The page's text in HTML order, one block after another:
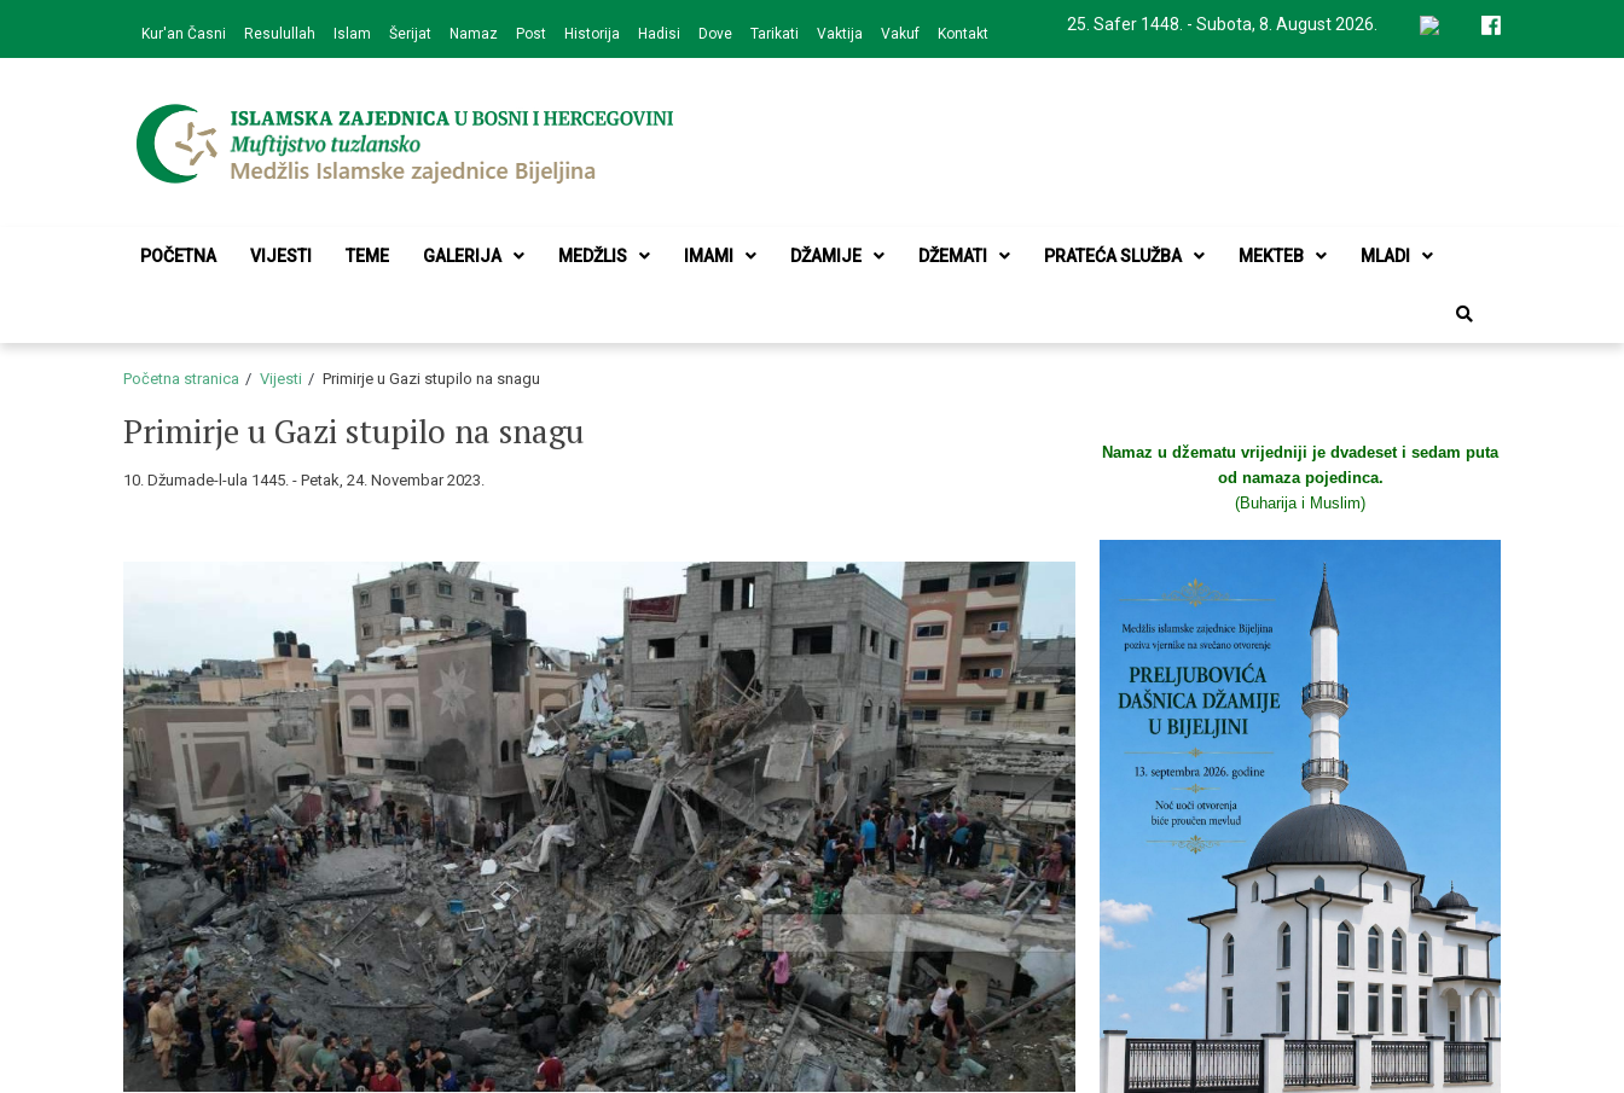
navigation
content
25. Safer 1448. - Subota, 8. August 2026.
Kur'an Časni Resulullah Islam Šerijat Namaz Post Historija Hadisi Dove Tarikati Vaktija Vakuf Kontakt
Medžlis Islamske zajednice Bijeljina
POČETNA VIJESTI TEME GALERIJA MEDŽLIS IMAMI DŽAMIJE DŽEMATI PRATEĆA SLUŽBA MEKTEB MLADI
Početna stranica Vijesti Primirje u Gazi stupilo na snagu
Primirje u Gazi stupilo na snagu
10. Džumade-l-ula 1445. - Petak, 24. Novembar 2023.
Namaz u džematu vrijedniji je dvadeset i sedam puta
od namaza pojedinca.
(Buharija i Muslim)